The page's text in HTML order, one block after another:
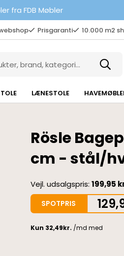
fra FDB Møbler
Prisgaranti 10.000 m2
LÆNESTOLE
Rösle
cm - stål/
Vejl. udsalgspris: 199,95
SPOTPRIS